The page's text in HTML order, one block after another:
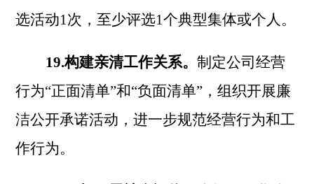
选活动1次，至少评选1个典型集体或个人。
19.构建亲清工作关系。制定公司经营
行为“正面清单”和“负面清单”，组织开展廉
洁公开承诺活动，进一步规范经营行为和工
作行为。